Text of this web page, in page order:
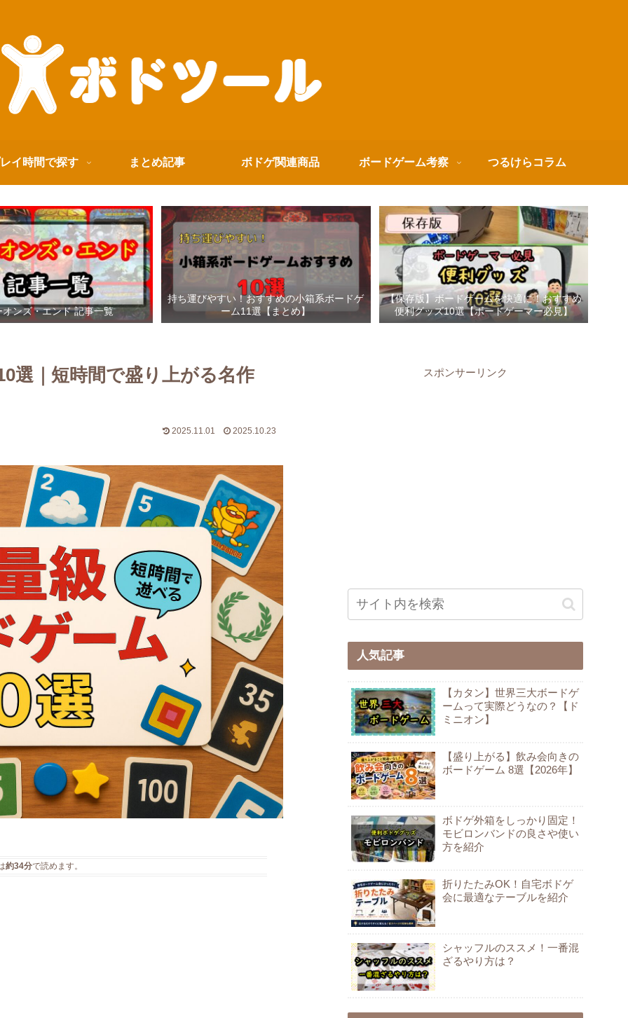
イ時間で探す まとめ記事 ボドゲ関連商品 ボードゲーム考察 つるけらコラム
オンズ・エンド 記事一覧
持ち運びやすい！おすすめの小箱系ボードゲ
ーム11選【まとめ】
【保存版】ボードゲームを快適に！おすすめ
便利グッズ10選【ボードゲーマー必見】
選｜短時間で盛り上がる名作
2025.11.01 2025.10.23
約34分で読めます。
スポンサーリンク
人気記事
【カタン】世界三大ボードゲ
ームって実際どうなの？【ド
ミニオン】
【盛り上がる】飲み会向きの
ボードゲーム 8選【2026年】
ボドゲ外箱をしっかり固定！
モビロンバンドの良さや使い
方を紹介
折りたたみOK！自宅ボドゲ
会に最適なテーブルを紹介
シャッフルのススメ！一番混
ざるやり方は？